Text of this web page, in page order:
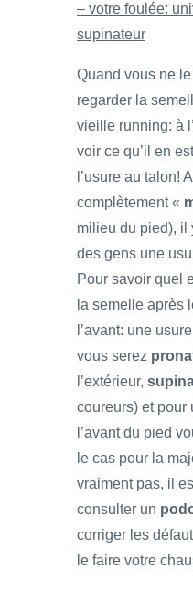
– votre foulée:
supinateur
Quand vous ne
regarder la
vieille running: à
voir ce qu’il en
l’usure au talon!
complètement «
milieu du pied), il
des gens une
Pour savoir quel
la semelle après
l’avant: une
vous serez
l’extérieur,
coureurs) et pour
l’avant du pied
le cas pour la
vraiment pas, il
consulter un
corriger les
le faire votre